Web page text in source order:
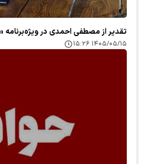
تقدیر از مصطفی احمدی در ویژه‌برنامه
۱۴۰۵/۰۵/۱۵ ۱۵:۲۶